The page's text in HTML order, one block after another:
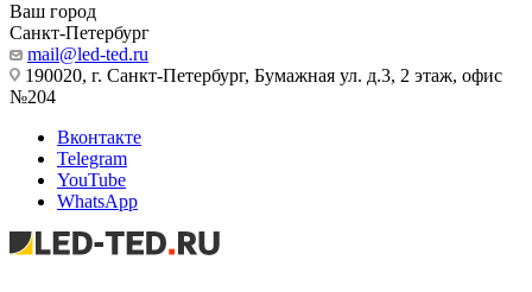
Ваш город
Санкт-Петербург
mail@led-ted.ru
190020, г. Санкт-Петербург, Бумажная ул. д.3, 2 этаж, офис
№204
Вконтакте
Telegram
YouTube
WhatsApp